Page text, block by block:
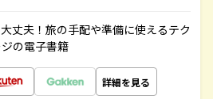
丈夫！旅の手配や準備に使えるテク
の電子書籍
詳細を見る